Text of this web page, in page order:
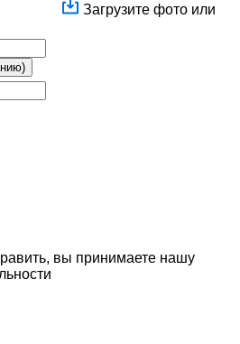
Загрузите фото или
вы принимаете нашу